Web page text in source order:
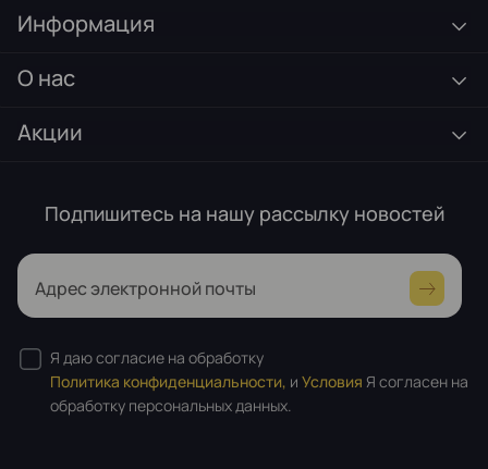
Информация
О нас
Акции
Подпишитесь на нашу рассылку новостей
Адрес электронной почты
Я даю согласие на обработку
Политика конфиденциальности, и Условия Я согласен на
обработку персональных данных.